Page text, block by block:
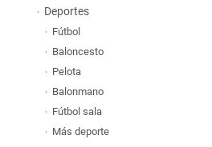
Deportes
Fútbol
Baloncesto
Pelota
Balonmano
Fútbol sala
Más deporte